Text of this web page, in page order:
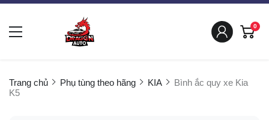
0
Trang chủ Phụ tùng theo hãng KIA
Bình ắc quy xe Kia
K5